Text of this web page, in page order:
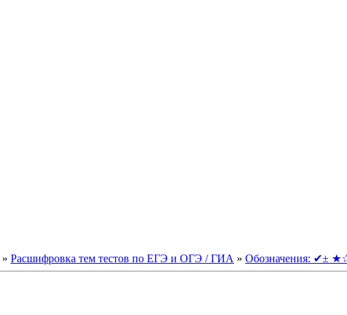
» Расшифровка тем тестов по ЕГЭ и ОГЭ / ГИА » Обозначения: ✔±